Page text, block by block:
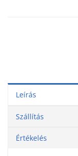
Leírás
Szállítás
Értékelés